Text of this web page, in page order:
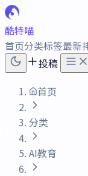
酷特喵
首页分类标签最新
投稿
首页
分类
AI教育